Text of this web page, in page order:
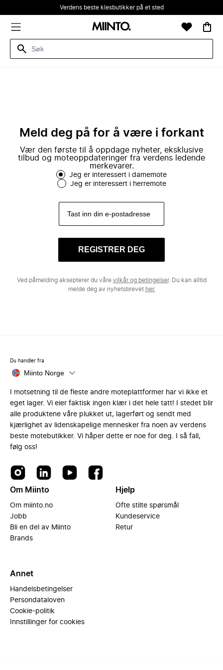
Verdens beste klesbutikker på et sted
Meld deg på for å være i forkant
Vær den første til å oppdage nyheter, eksklusive
tilbud og moteoppdateringer fra verdens ledende
merkevarer.
Jeg er interessert i damemote
Jeg er interessert i herremote
REGISTRER DEG
Ved påmelding aksepterer du våre vilkår og betingelser. Du kan alltid
melde deg av nyhetsbrevet her.
Du handler fra
Miinto Norge
I motsetning til de fleste andre moteplattformer har vi ikke et
eget lager. Vi eier faktisk ingen klær i det hele tatt! I stedet blir
alle produktene våre plukket ut, lagerført og sendt med
kjærlighet av lidenskapelige mennesker fra noen av verdens
beste motebutikker. Vi håper dette er noe for deg. I så fall,
følg oss!
Om Miinto
Om miinto.no
Jobb
Bli en del av Miinto
Brands
Hjelp
Ofte stilte spørsmål
Kundeservice
Retur
Annet
Handelsbetingelser
Persondataloven
Cookie-politik
Innstillinger for cookies